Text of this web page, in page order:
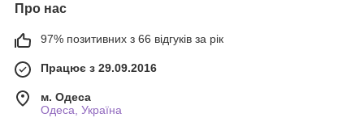
Про нас
97% позитивних з 66 відгуків за рік
Працює з 29.09.2016
м. Одеса
Одеса, Україна